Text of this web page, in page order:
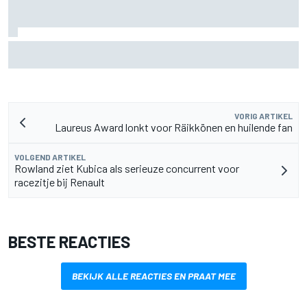
VORIG ARTIKEL
Laureus Award lonkt voor Räikkönen en huilende fan
VOLGEND ARTIKEL
Rowland ziet Kubica als serieuze concurrent voor
racezitje bij Renault
BESTE REACTIES
BEKIJK ALLE REACTIES EN PRAAT MEE